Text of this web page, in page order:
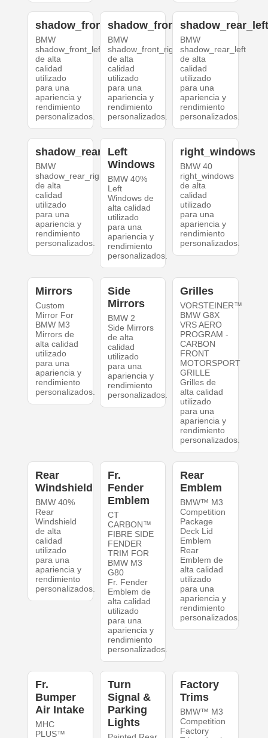
shadow_front_left
BMW
shadow_front_left
de alta
calidad
utilizado
para una
apariencia y
rendimiento
personalizados.
shadow_front_right
BMW
shadow_front_right
de alta
calidad
utilizado
para una
apariencia y
rendimiento
personalizados.
BMW
shadow_rear_left
de alta
calidad
utilizado
para una
apariencia y
rendimiento
personalizados.
shadow_rear_right
BMW
shadow_rear_right
de alta
calidad
utilizado
para una
apariencia y
rendimiento
personalizados.
Left
Windows
BMW 40%
Left
Windows de
alta calidad
utilizado
para una
apariencia y
rendimiento
personalizados.
right_windows
BMW 40
right_windows
de alta
calidad
utilizado
para una
apariencia y
rendimiento
personalizados.
Mirrors
Custom
Mirror For
BMW M3
Mirrors de
alta calidad
utilizado
para una
apariencia y
rendimiento
personalizados.
Side
Mirrors
BMW 2
Side Mirrors
de alta
calidad
utilizado
para una
apariencia y
rendimiento
personalizados.
Grilles
VORSTEINER™
BMW G8X
VRS AERO
PROGRAM -
CARBON
FRONT
MOTORSPORT
GRILLE
Grilles de
alta calidad
utilizado
para una
apariencia y
rendimiento
personalizados.
Rear
Windshield
BMW 40%
Rear
Windshield
de alta
calidad
utilizado
para una
apariencia y
rendimiento
personalizados.
Fr.
Fender
Emblem
CT
CARBON™
FIBRE SIDE
FENDER
TRIM FOR
BMW M3
G80
Fr. Fender
Emblem de
alta calidad
utilizado
para una
apariencia y
rendimiento
personalizados.
Rear
Emblem
BMW™ M3
Competition
Package
Deck Lid
Emblem
Rear
Emblem de
alta calidad
utilizado
para una
apariencia y
rendimiento
personalizados.
Fr.
Bumper
Air Intake
MHC
PLUS™
Turn
Signal &
Parking
Lights
Factory
Trims
BMW™ M3
Competition
Factory